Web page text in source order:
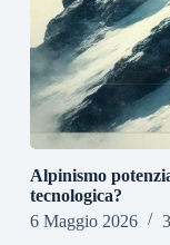
Alpinismo
tecnologica?
6 Maggio 2026